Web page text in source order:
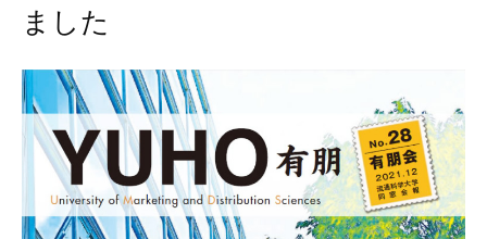
ました